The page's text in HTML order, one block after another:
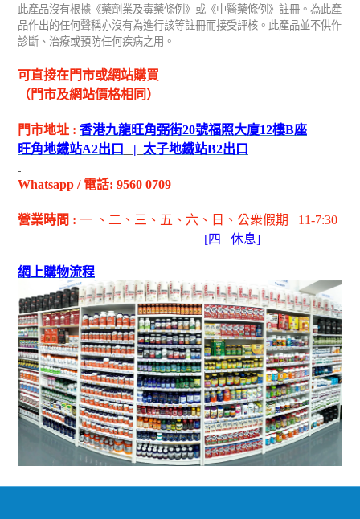
此產品沒有根據《藥劑業及毒藥條例》或《中醫藥條例》註冊。為此產
品作出的任何聲稱亦沒有為進行該等註冊而接受評核。此產品並不供作
診斷、治療或預防任何疾病之用。
可直接在門市或網站購買
（門市及網站價格相同）
門市地址 : 香港九龍旺角弼街20號福照大廈12樓B座
旺角地鐵站A2出 口 | 太子地鐵站B2出 口
Whatsapp / 電話: 9560 0709
營業時間 : 一 、二、三、五 、六 、日 、公衆假期
11-7:30
[四 休息]
網上購物流程